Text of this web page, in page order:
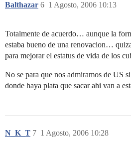
Balthazar 1 Agosto, 2006 10:13
6
Totalmente de acuerdo… aunque la
estaba bueno de una renovacion…
para mejorar el estatus de vida de los
No se para que nos admiramos de US
donde haya plata que sacar ahi van a
N_K_T 1 Agosto, 2006 10:28
7